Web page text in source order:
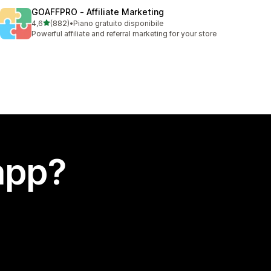
GOAFFPRO ‑ Affiliate Marketing
4,6stelle su 5
(882)
882 recensioni totali
•Piano gratuito disponibile
Powerful affiliate and referral marketing for your store